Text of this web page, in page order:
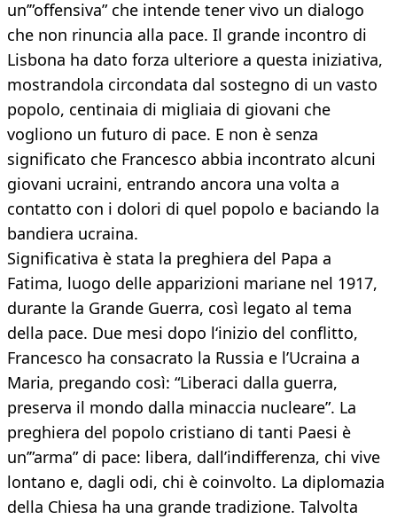
un’”offensiva” che intende tener vivo un dialogo
che non rinuncia alla pace. Il grande incontro di
Lisbona ha dato forza ulteriore a questa iniziativa,
mostrandola circondata dal sostegno di un vasto
popolo, centinaia di migliaia di giovani che
vogliono un futuro di pace. E non è senza
significato che Francesco abbia incontrato alcuni
giovani ucraini, entrando ancora una volta a
contatto con i dolori di quel popolo e baciando la
bandiera ucraina.
Significativa è stata la preghiera del Papa a
Fatima, luogo delle apparizioni mariane nel 1917,
durante la Grande Guerra, così legato al tema
della pace. Due mesi dopo l‘inizio del conflitto,
Francesco ha consacrato la Russia e l’Ucraina a
Maria, pregando così: “Liberaci dalla guerra,
preserva il mondo dalla minaccia nucleare”. La
preghiera del popolo cristiano di tanti Paesi è
un’”arma” di pace: libera, dall’indifferenza, chi vive
lontano e, dagli odi, chi è coinvolto. La diplomazia
della Chiesa ha una grande tradizione. Talvolta